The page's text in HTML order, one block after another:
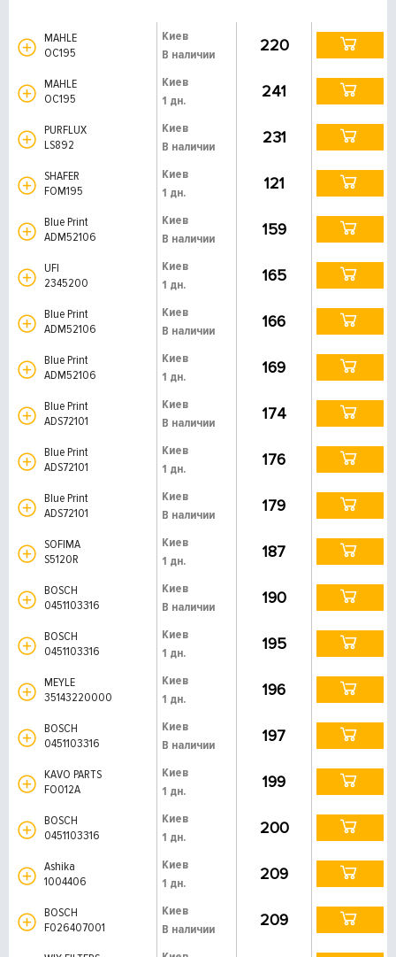
MAHLE
OC195
Киев
В наличии
220
MAHLE
OC195
Киев
1 дн.
241
PURFLUX
LS892
Киев
В наличии
231
SHAFER
FOM195
Киев
1 дн.
121
Blue Print
ADM52106
Киев
В наличии
159
UFI
2345200
Киев
1 дн.
165
Blue Print
ADM52106
Киев
В наличии
166
Blue Print
ADM52106
Киев
1 дн.
169
Blue Print
ADS72101
Киев
В наличии
174
Blue Print
ADS72101
Киев
1 дн.
176
Blue Print
ADS72101
Киев
В наличии
179
SOFIMA
S5120R
Киев
1 дн.
187
BOSCH
0451103316
Киев
В наличии
190
BOSCH
0451103316
Киев
1 дн.
195
MEYLE
35143220000
Киев
1 дн.
196
BOSCH
0451103316
Киев
В наличии
197
KAVO PARTS
FO012A
Киев
1 дн.
199
BOSCH
0451103316
Киев
1 дн.
200
Ashika
1004406
Киев
1 дн.
209
BOSCH
F026407001
Киев
В наличии
209